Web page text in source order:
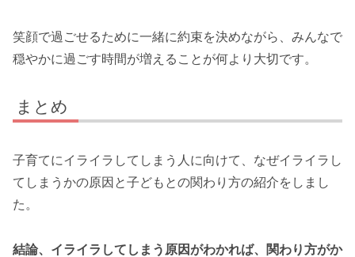
笑顔で過ごせるために一緒に約束を決めながら、みんなで
穏やかに過ごす時間が増えることが何より大切です。
まとめ
子育てにイライラしてしまう人に向けて、なぜイライラし
てしまうかの原因と子どもとの関わり方の紹介をしまし
た。
結論、イライラしてしまう原因がわかれば、関わり方がか